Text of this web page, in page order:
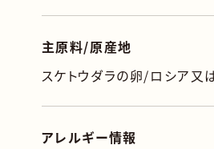
主原料/原産地
スケトウダラの卵/ロシア又
アレルギー情報